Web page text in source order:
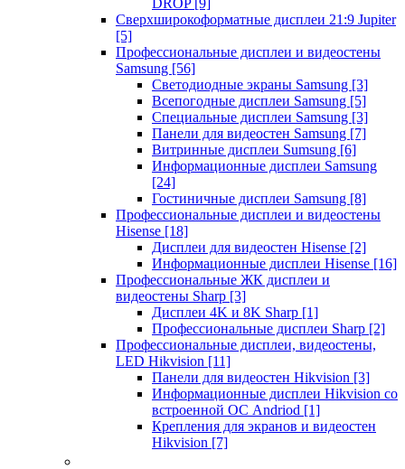
DROP [9]
Сверхширокоформатные дисплеи 21:9 Jupiter
[5]
Профессиональные дисплеи и видеостены
Samsung [56]
Светодиодные экраны Samsung [3]
Всепогодные дисплеи Samsung [5]
Специальные дисплеи Samsung [3]
Панели для видеостен Samsung [7]
Витринные дисплеи Sumsung [6]
Информационные дисплеи Samsung
[24]
Гостиничные дисплеи Samsung [8]
Профессиональные дисплеи и видеостены
Hisense [18]
Дисплеи для видеостен Hisense [2]
Информационные дисплеи Hisense [16]
Профессиональные ЖК дисплеи и
видеостены Sharp [3]
Дисплеи 4K и 8K Sharp [1]
Профессиональные дисплеи Sharp [2]
Профессиональные дисплеи, видеостены,
LED Hikvision [11]
Панели для видеостен Hikvision [3]
Информационные дисплеи Hikvision со
встроенной ОС Andriod [1]
Крепления для экранов и видеостен
Hikvision [7]